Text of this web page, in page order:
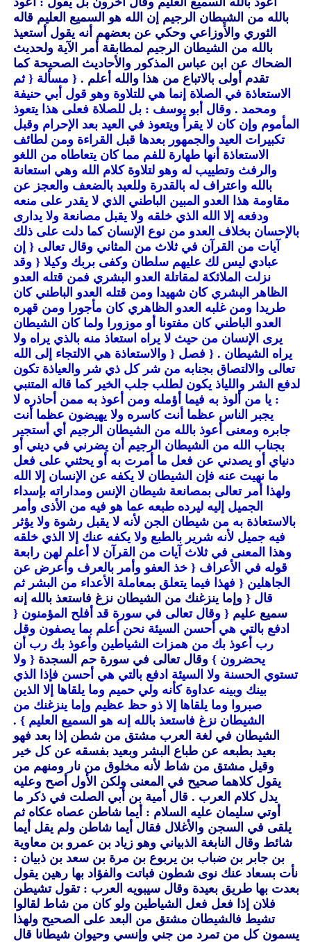
بالله من الشيطان الرجيم إن الله هو السميع العليم قاله
الثوري والأوزاعي وحكي عن بعضهم أنه يقول أستعيذ
بالله من الشيطان الرجيم لمطابقة أمر الآية ولحديث
الضحاك عن ابن عباس المذكور والأحاديث الصحيحة كما
تقدم أولى بالاتباع من هذا والله أعلم . { مسألة { ثم
الاستعاذة في الصلاة إنما هي للتلاوة وهو قول أبي حنيفة
ومحمد . وقال أبو يوسف : بل للصلاة فعلى هذا يتعوذ
المأموم وإن كان لا يقرأ ويتعوذ في العيد بعد الإحرام وقبل
تكبيرات العيد والجمهور بعدها قبل القراءة ومن لطائف
الاستعاذة أنها طهارة للفم مما كان يتعاطاه من اللغو
والرفث وتطييب له وهو لتلاوة كلام الله وهي استعانة
بالله واعتراف له بالقدرة وللعبد بالضعف والعجز عن
مقاومة هذا العدو المبين الباطني الذي لا يقدر على منعه
ودفعه إلا الله الذي خلقه ولا يقبل مصانعة ولا يدارى
بالإحسان بخلاف العدو من نوع الإنسان كما دلت على ذلك
آيات من القرآن في ثلاث من المثاني وقال تعالى { إن
عبادي ليس لك عليهم سلطان وكفى بربك وكيلا { وقد
نزلت الملائكة لمقاتلة العدو البشري فمن قتله العدو
الظاهر البشري كان شهيدا ومن قتله العدو الباطني كان
طريدا ومن غلبه العدو الظاهري كان مأجورا ومن قهره
العدو الباطني كان مفتونا أو موزورا ولما كان الشيطان
يرى الإنسان من حيث لا يراه استعاذ منه بالذي يراه ولا
يراه الشيطان . { فصل { والاستعاذة هي الالتجاء إلى الله
تعالى والالتصاق بجنابه من شر كل ذي شر والعياذة تكون
لدفع الشر واللياذ يكون لطلب جلب الخير كما قاله المتنبي
: يا من ألوذ به فيما أؤمله ومن أعوذ به ممن أحاذره لا
يجبر الناس عظما أنت كاسره ولا يهيضون عظما أنت
جابره ومعنى أعوذ بالله من الشيطان الرجيم أي أستجير
بجناب الله من الشيطان الرجيم أن يضرني في ديني أو
دنياي أو يصدني عن فعل ما أمرت به أو يحثني على فعل
ما نهيت عنه فإن الشيطان لا يكفه عن الإنسان إلا الله
ولهذا أمر تعالى بمصانعة شيطان الإنس ومداراته بإسداء
الجميل إليه ليرده طبعه عما هو فيه من الأذى وأمر
بالاستعاذة به من شيطان الجن لأنه لا يقبل رشوة ولا يؤثر
فيه جميل لأنه شرير بالطبع ولا يكفه عنك إلا الذي خلقه
وهذا المعنى في ثلاث آيات من القرآن لا أعلم لهن رابعة
قوله في الأعراف { خذ العفو وأمر بالعرف وأعرض عن
الجاهلين { فهذا فيما يتعلق بمعاملة الأعداء من البشر ثم
قال { وإما ينزغنك من الشيطان نزغ فاستعذ بالله إنه
سميع عليم { وقال تعالى في سورة قد أفلح المؤمنون {
ادفع بالتي هي أحسن السيئة نحن أعلم بما يصفون وقل
رب أعوذ بك من همزات الشياطين وأعوذ بك رب أن
يحضرون } وقال تعالى في سورة حم السجدة { ولا
تستوي الحسنة ولا السيئة ادفع بالتي هي أحسن فإذا الذي
بينك وبينه عداوة كأنه ولي حميم وما يلقاها إلا الذين
صبروا وما يلقاها إلا ذو حظ عظيم وإما ينزغنك من
الشيطان نزغ فاستعذ بالله إنه هو السميع العليم } .
الشيطان في لغة العرب مشتق من شطن إذا بعد فهو
بعيد بطبعه عن طباع البشر وبعيد بفسقه عن كل خير
وقيل مشتق من شاط لأنه مخلوق من نار ومنهم من
يقول كلاهما صحيح في المعنى ولكن الأول أصح وعليه
يدل كلام العرب . قال أمية بن أبي الصلت في ذكر ما
أوتي سليمان عليه السلام : أيما شاطن عصاه عكاه ثم
يلقى في السجن والأغلال فقال أيما شاطن ولم يقل أيما
شائط وقال النابغة الذبياني وهو زياد بن عمرو بن معاوية
بن جابر بن ضباب بن يربوع بن مرة بن سعد بن ذبيان :
نأت بسعاد عنك نوى شطون فباتت والفؤاد بها رهين يقول
بعدت بها طريق بعيدة وقال سيبويه العرب : تقول تشيطن
فلان إذا فعل فعل الشياطين ولو كان من شاط لقالوا
تشيط فالشيطان مشتق من البعد على الصحيح ولهذا
يسمون كل من تمرد من جني وإنسي وحيوان شيطانا قال